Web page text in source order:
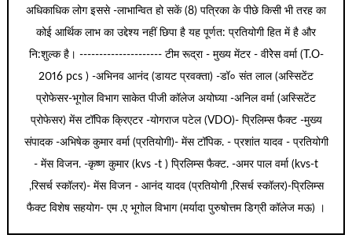
अधिकाधिक लोग इससे -लाभान्वित हो सकें (8) पत्रिका के पीछे किसी भी तरह का
कोई आर्थिक लाभ का उद्देश्य नहीं छिपा है यह पूर्णत: प्रतियोगी हित में है और
नि:शुल्क है। --------------------- टीम रूद्रा - मुख्य मेंटर - वीरेेस वर्मा (T.O-
2016 pcs ) -अभिनव आनंद (डायट प्रवक्ता) -डॉ० संत लाल (अस्सिटेंट
प्रोफेसर-भूगोल विभाग साकेत पीजी कॉलेज अयोघ्या -अनिल वर्मा (अस्सिटेंट
प्रोफेसर) मेंस टॉपिक क्रिएटर -योगराज पटेल (VDO)- प्रिलिम्स फैक्ट -मुख्य
संपादक -अभिषेक कुमार वर्मा (प्रतियोगी)- मेंस टॉपिक. - प्रशांत यादव - प्रतियोगी
- मेंस विजन. -कृष्ण कुमार (kvs -t ) प्रिलिम्स फैक्ट. -अमर पाल वर्मा (kvs-t
,रिसर्च स्कॉलर)- मेंस विजन - आनंद यादव (प्रतियोगी ,रिसर्च स्कॉलर)-प्रिलिम्स
फैक्ट विशेष सहयोग- एम .ए भूगोल विभाग (मर्यादा पुरुषोत्तम डिग्री कॉलेज मऊ) ।